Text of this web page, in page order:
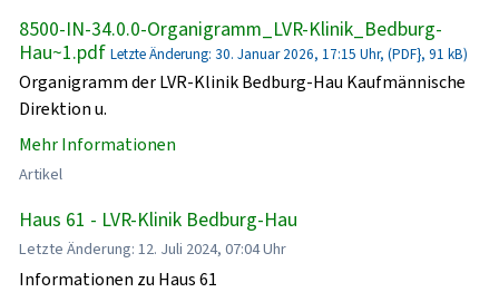
8500-IN-34.0.0-Organigramm_LVR-Klinik_Bedburg-
Hau~1.pdf Letzte Änderung: 30. Januar 2026, 17:15 Uhr, (PDF}, 91 kB)
Organigramm der LVR-Klinik Bedburg-Hau Kaufmännische
Direktion u.
Mehr Informationen
Artikel
Haus 61 - LVR-Klinik Bedburg-Hau
Letzte Änderung: 12. Juli 2024, 07:04 Uhr
Informationen zu Haus 61